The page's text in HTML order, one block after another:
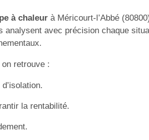
à chaleur à Méricourt-l’Abbé
avec précision chaque
retrouve :
la rentabilité.